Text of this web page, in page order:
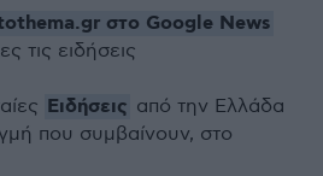
στο Google News
τις ειδήσεις
Ειδήσεις από την Ελλάδα
που συμβαίνουν, στο